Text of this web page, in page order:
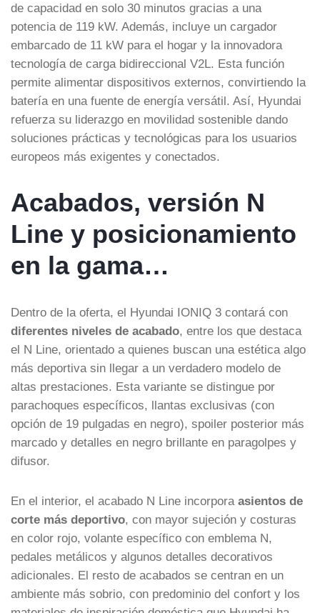
de capacidad en solo 30 minutos gracias a una
potencia de 119 kW. Además, incluye un cargador
embarcado de 11 kW para el hogar y la innovadora
tecnología de carga bidireccional V2L. Esta función
permite alimentar dispositivos externos, convirtiendo la
batería en una fuente de energía versátil. Así, Hyundai
refuerza su liderazgo en movilidad sostenible dando
soluciones prácticas y tecnológicas para los usuarios
europeos más exigentes y conectados.
Acabados, versión N
Line y posicionamiento
en la gama…
Dentro de la oferta, el Hyundai IONIQ 3 contará con
diferentes niveles de acabado, entre los que destaca
el N Line, orientado a quienes buscan una estética algo
más deportiva sin llegar a un verdadero modelo de
altas prestaciones. Esta variante se distingue por
parachoques específicos, llantas exclusivas (con
opción de 19 pulgadas en negro), spoiler posterior más
marcado y detalles en negro brillante en paragolpes y
difusor.
En el interior, el acabado N Line incorpora asientos de
corte más deportivo, con mayor sujeción y costuras
en color rojo, volante específico con emblema N,
pedales metálicos y algunos detalles decorativos
adicionales. El resto de acabados se centran en un
ambiente más sobrio, con predominio del confort y los